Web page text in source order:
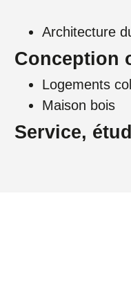
Architecture
Conception
Logements
Maison bois
Service,